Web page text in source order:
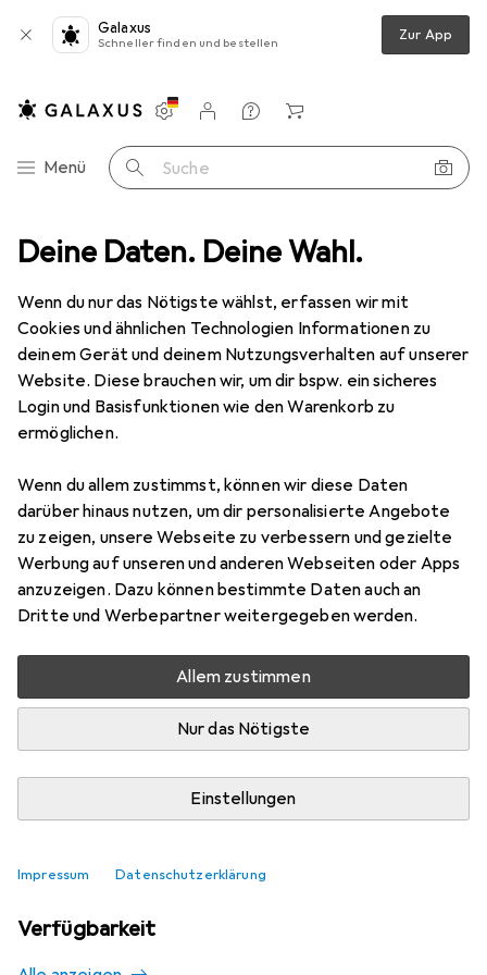
Deine Daten. Deine Wahl.
Wenn du nur das Nötigste wählst, erfassen wir mit
Cookies und ähnlichen Technologien Informationen zu
deinem Gerät und deinem Nutzungsverhalten auf unserer
Website. Diese brauchen wir, um dir bspw. ein sicheres
Login und Basisfunktionen wie den Warenkorb zu
ermöglichen.
Wenn du allem zustimmst, können wir diese Daten
darüber hinaus nutzen, um dir personalisierte Angebote
zu zeigen, unsere Webseite zu verbessern und gezielte
Werbung auf unseren und anderen Webseiten oder Apps
anzuzeigen. Dazu können bestimmte Daten auch an
Dritte und Werbepartner weitergegeben werden.
Allem zustimmen
Nur das Nötigste
Einstellungen
Impressum Datenschutzerklärung
Galaxus
Schneller finden und bestellen Zur App
Navigation nach Kategorien
Menü Suche
Einstellungen
Kundenkonto
Vergleichslisten
Merklisten
Warenkorb
Zubehör Babybett AeroMoov Moskitonetz für Instant-Reisebett
6 Bilder
AeroMoov Moskitonetz für Instant-
Reisebett
Bewertungen Marke
Mehr von AeroMoov
Aktuell nicht lieferbar
Benachrichtigen, wenn lieferbar
Vergleichen Merken
Verfügbarkeit